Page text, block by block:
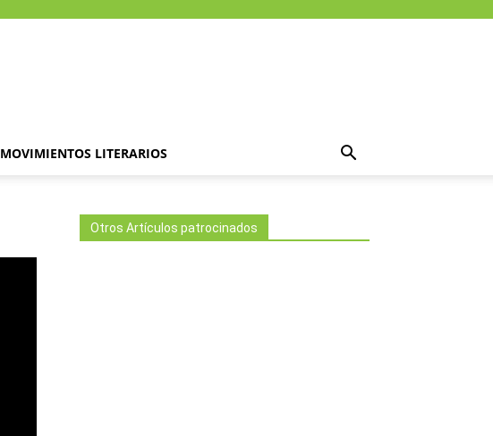
MOVIMIENTOS LITERARIOS
Otros Artículos patrocinados